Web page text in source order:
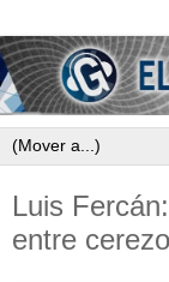
Luis
entre